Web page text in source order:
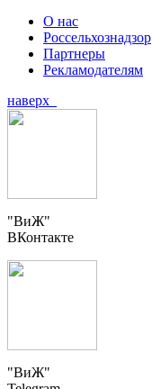
О нас
Россельхознадзор
Партнеры
Рекламодателям
наверх
"ВиЖ"
ВКонтакте
"ВиЖ"